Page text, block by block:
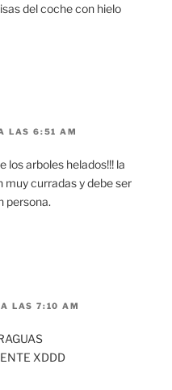
del coche con hielo
LAS 6:51 AM
los arboles helados!!! la
muy curradas y debe ser
persona.
LAS 7:10 AM
XDDD